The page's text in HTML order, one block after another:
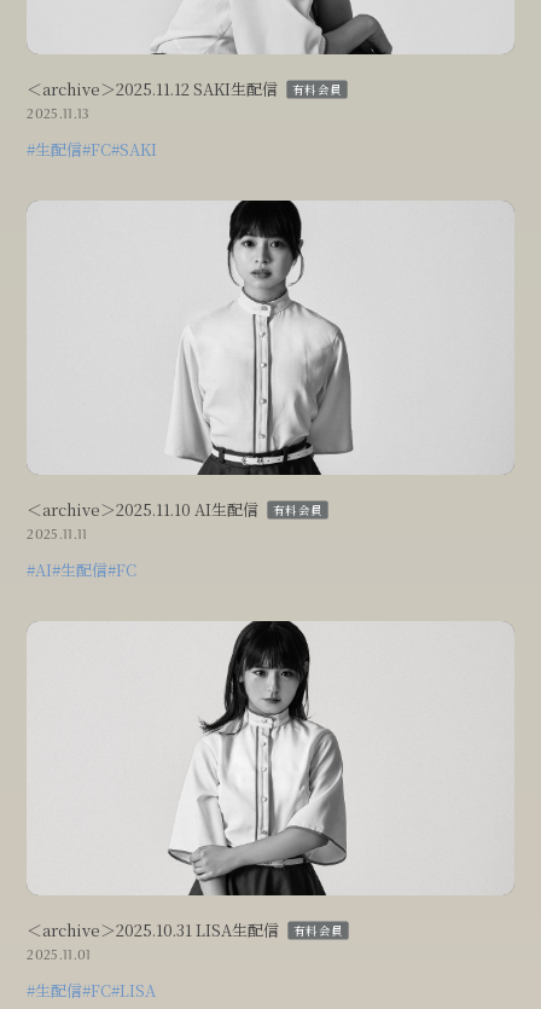
＜archive＞2025.11.12 SAKI生配信 有料会員
2025.11.13
#生配信#FC#SAKI
＜archive＞2025.11.10 AI生配信 有料会員
2025.11.11
#AI#生配信#FC
＜archive＞2025.10.31 LISA生配信 有料会員
2025.11.01
#生配信#FC#LISA